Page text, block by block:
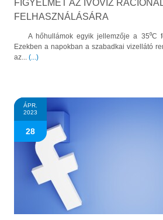
FIGYELMÉT AZ IVÓVÍZ
FELHASZNÁLÁSÁRA
A hőhullámok egyik jellemzője a 35⁰C
Ezekben a napokban a szabadkai vizellátó
az... (...)
ÁPR.
2023
28